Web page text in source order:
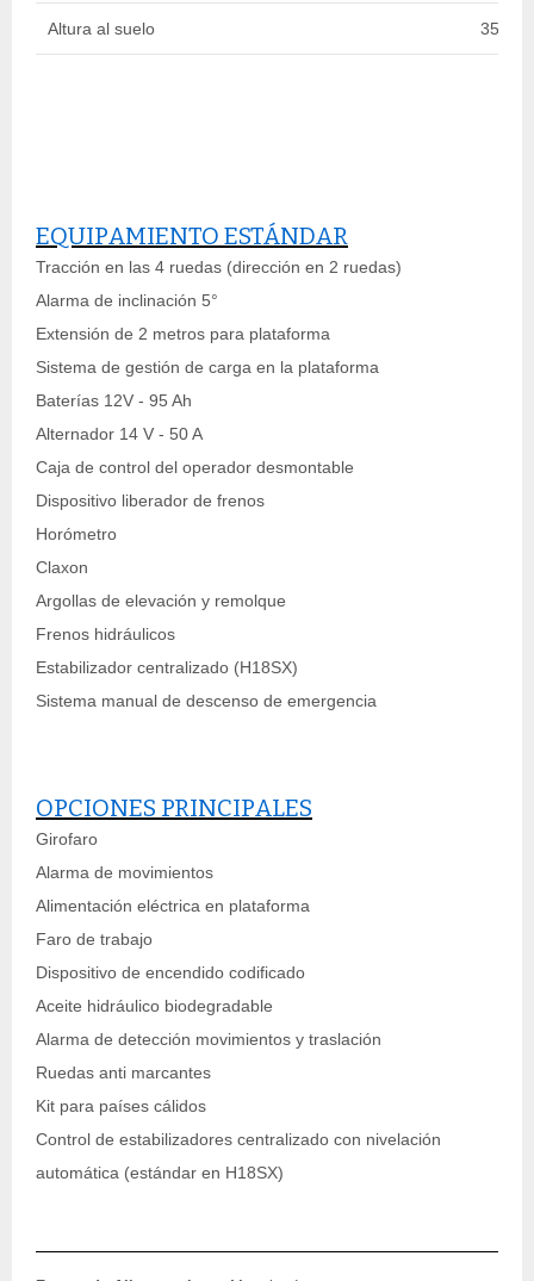
Altura al suelo 35 cm
EQUIPAMIENTO ESTÁNDAR
Tracción en las 4 ruedas (dirección en 2 ruedas)
Alarma de inclinación 5°
Extensión de 2 metros para plataforma
Sistema de gestión de carga en la plataforma
Baterías 12V - 95 Ah
Alternador 14 V - 50 A
Caja de control del operador desmontable
Dispositivo liberador de frenos
Horómetro
Claxon
Argollas de elevación y remolque
Frenos hidráulicos
Estabilizador centralizado (H18SX)
Sistema manual de descenso de emergencia
OPCIONES PRINCIPALES
Girofaro
Alarma de movimientos
Alimentación eléctrica en plataforma
Faro de trabajo
Dispositivo de encendido codificado
Aceite hidráulico biodegradable
Alarma de detección movimientos y traslación
Ruedas anti marcantes
Kit para países cálidos
Control de estabilizadores centralizado con nivelación
automática (estándar en H18SX)